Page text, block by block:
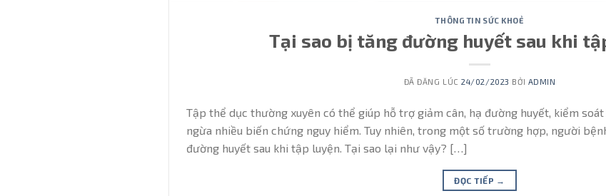
THÔNG TIN SỨC KHOẺ
Tại sao bị tăng đường huyết sau khi
ĐÃ ĐĂNG LÚC24/02/2023 BỞI ADMIN
Tập thể dục thường xuyên có thể giúp hỗ trợ giảm cân, hạ đường huyết, kiểm
ngừa nhiều biến chứng nguy hiểm. Tuy nhiên, trong một số trường hợp, người
đường huyết sau khi tập luyện. Tại sao lại như vậy? […]
ĐỌC TIẾP →